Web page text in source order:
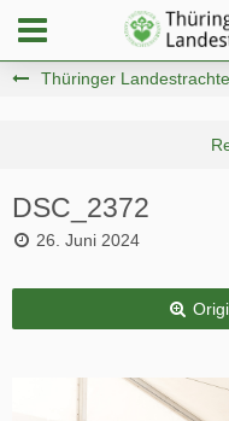
Thüringer
DSC_2372
26. Juni 2024